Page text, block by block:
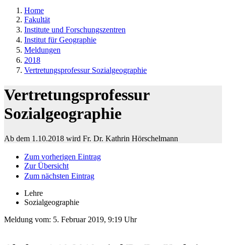
Home
Fakultät
Institute und Forschungszentren
Institut für Geographie
Meldungen
2018
Vertretungsprofessur Sozialgeographie
Vertretungsprofessur
Sozialgeographie
Ab dem 1.10.2018 wird Fr. Dr. Kathrin Hörschelmann
Zum vorherigen Eintrag
Zur Übersicht
Zum nächsten Eintrag
Lehre
Sozialgeographie
Meldung vom: 5. Februar 2019, 9:19 Uhr